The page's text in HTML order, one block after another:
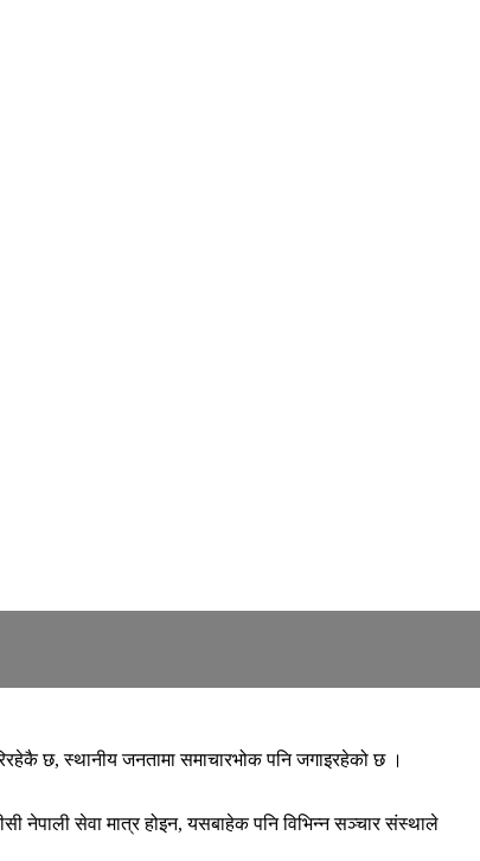
छ, स्थानीय जनतामा समाचारभोक पनि जगाइरहेको छ ।
नेपाली सेवा मात्र होइन, यसबाहेक पनि विभिन्न सञ्चार संस्थाले